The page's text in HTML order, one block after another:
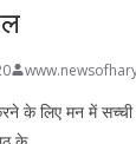
के लिए मन में सच्ची